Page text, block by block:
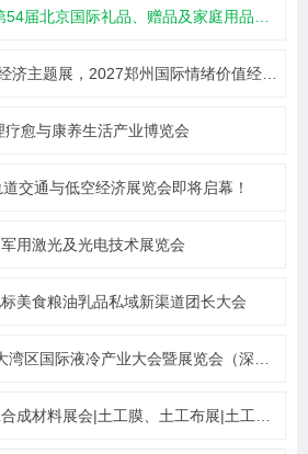
届北京国际礼品、赠品及家庭用品展览会
主题展，2027郑州国际情绪价值经济博览会
愈与康养生活产业博览会
交通与低空经济展览会即将启幕！
用激光及光电技术展览会
美食粮油乳品私域新渠道团长大会
区国际液冷产业大会暨展览会（深圳）
会|土工膜、土工布展|土工合成材料仪器、设备展览会